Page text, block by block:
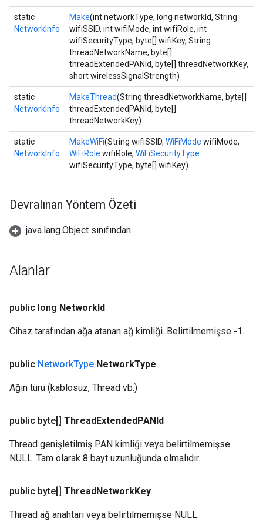
static
NetworkInfo
Make(int networkType, long networkId, String
wifiSSID, int wifiMode, int wifiRole, int
wifiSecurityType, byte[] wifiKey, String
threadNetworkName, byte[]
threadExtendedPANId, byte[] threadNetworkKey,
short wirelessSignalStrength)
static
NetworkInfo
MakeThread(String threadNetworkName, byte[]
threadExtendedPANId, byte[]
threadNetworkKey)
static
NetworkInfo
MakeWiFi(String wifiSSID, WiFiMode wifiMode,
WiFiRole wifiRole, WiFiSecurityType
wifiSecurityType, byte[] wifiKey)
Devralınan Yöntem Özeti
java.lang.Object sınıfından
Alanlar
public long NetworkId
Cihaz tarafından ağa atanan ağ kimliği. Belirtilmemişse -1.
public NetworkType NetworkType
Ağın türü (kablosuz, Thread vb.)
public byte[] ThreadExtendedPANId
Thread genişletilmiş PAN kimliği veya belirtilmemişse
NULL. Tam olarak 8 bayt uzunluğunda olmalıdır.
public byte[] ThreadNetworkKey
Thread ağ anahtarı veya belirtilmemişse NULL.